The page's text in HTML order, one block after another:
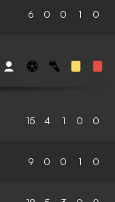
6 0 0 1 0
15 4 1 0 0
9 0 0 1 0